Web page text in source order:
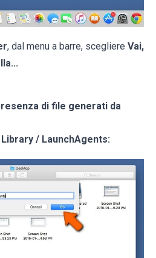
, dal menu a barre, scegliere Vai,
di file generati da
/ LaunchAgents: